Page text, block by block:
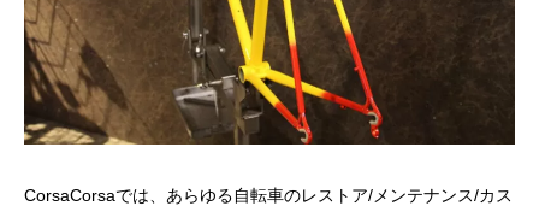
CorsaCorsaでは、あらゆる自転車のレストア/メンテナンス/カス